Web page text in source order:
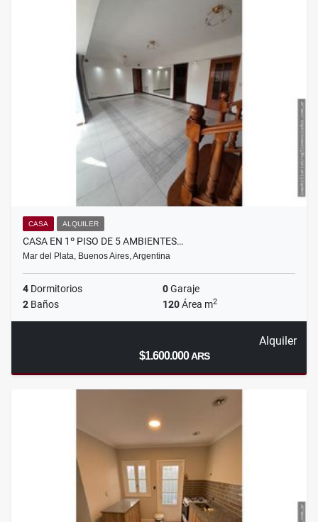
CASA ALQUILER
CASA EN 1º PISO DE 5 AMBIENTES…
Mar del Plata, Buenos Aires, Argentina
4 Dormitorios 0Garaje
2 Baños 120Área m2
Alquiler
$1.600.000ARS